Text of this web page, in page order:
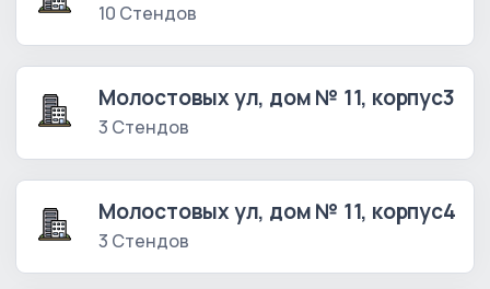
10 Стендов
Молостовых ул, дом № 11, корпус3
3 Стендов
Молостовых ул, дом № 11, корпус4
3 Стендов